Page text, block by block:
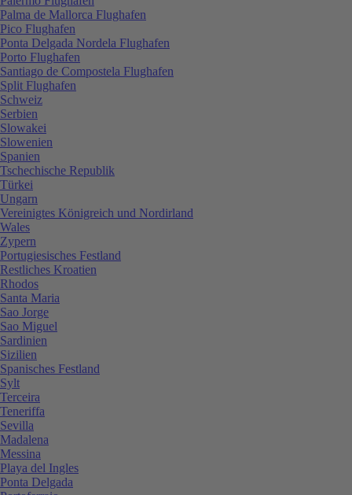
Palma de Mallorca Flughafen
Pico Flughafen
Ponta Delgada Nordela Flughafen
Porto Flughafen
Santiago de Compostela Flughafen
Split Flughafen
Schweiz
Serbien
Slowakei
Slowenien
Spanien
Tschechische Republik
Türkei
Ungarn
Vereinigtes Königreich und Nordirland
Wales
Zypern
Portugiesisches Festland
Restliches Kroatien
Rhodos
Santa Maria
Sao Jorge
Sao Miguel
Sardinien
Sizilien
Spanisches Festland
Sylt
Terceira
Teneriffa
Sevilla
Madalena
Messina
Playa del Ingles
Ponta Delgada